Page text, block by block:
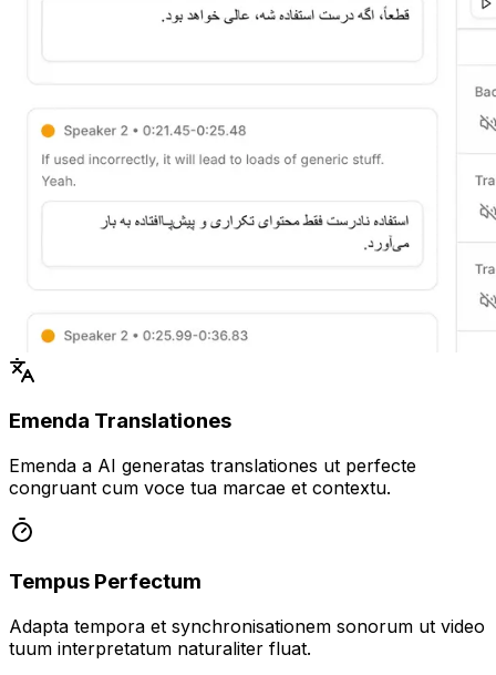
Emenda Translationes
Emenda a AI generatas translationes ut perfecte
congruant cum voce tua marcae et contextu.
Tempus Perfectum
Adapta tempora et synchronisationem sonorum ut video
tuum interpretatum naturaliter fluat.